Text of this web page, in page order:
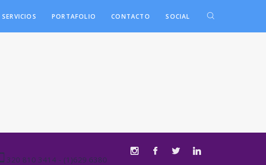
SERVICIOS PORTAFOLIO CONTACTO SOCIAL
320 810 3414 - (1)629 6380